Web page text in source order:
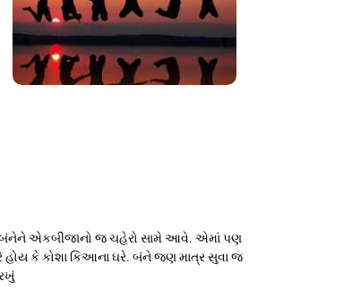
બંનેને એકબીજાનો જ ચહેરો સામે આવે. એમાં પણ
કે કોશા કિઆના ઘરે. બંને જણ માત્ર સુવા જ